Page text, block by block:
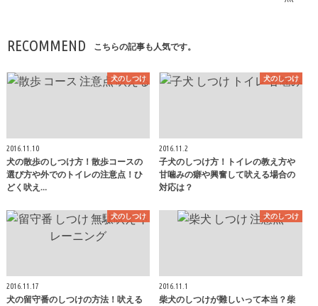
RECOMMEND こちらの記事も人気です。
犬のしつけ
2016.11.10
犬の散歩のしつけ方！散歩コースの
選び方や外でのトイレの注意点！ひ
どく吠え…
犬のしつけ
2016.11.2
子犬のしつけ方！トイレの教え方や
甘噛みの癖や興奮して吠える場合の
対応は？
犬のしつけ
2016.11.17
犬の留守番のしつけの方法！吠える
犬のしつけ
2016.11.1
柴犬のしつけが難しいって本当？柴